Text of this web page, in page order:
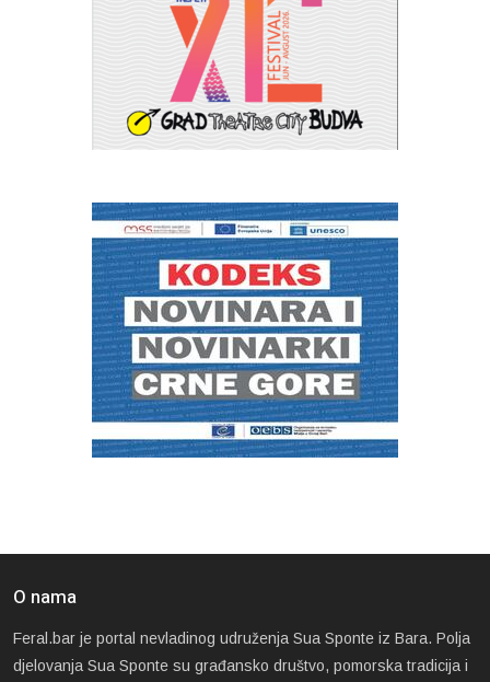
O nama
Feral.bar je portal nevladinog udruženja Sua Sponte iz Bara. Polja
djelovanja Sua Sponte su građansko društvo, pomorska tradicija i